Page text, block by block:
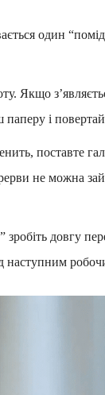
один
Якщо
і
поставте
не можна
зробіть довгу
наступним